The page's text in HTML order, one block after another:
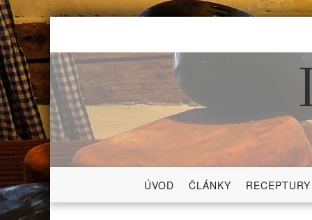
Skip
content
ÚVOD ČLÁNKY RECEPTURY